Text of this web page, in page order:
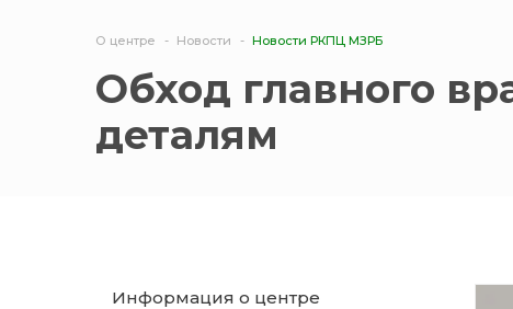
О центре Новости Новости РКПЦ МЗРБ
Обход главного
деталям
Информация о центре